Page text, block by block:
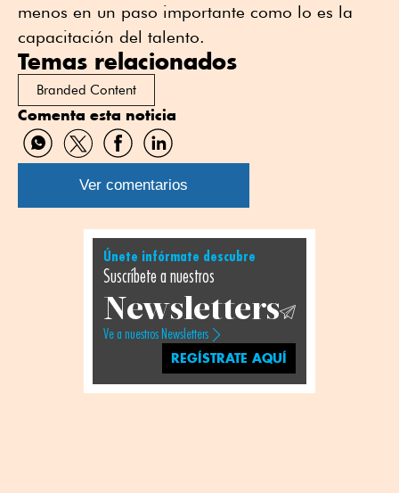
menos en un paso importante como lo es la
capacitación del talento.
Temas relacionados
Branded Content
Comenta esta noticia
Compartir
por
WhatsApp
Compartir
por
Twitter
Compartir
por
Facebook
Compartir
por
Linkedin
Ver comentarios
Únete infórmate descubre
Suscríbete a nuestros
Newsletters
Ve a nuestros Newsletters
REGÍSTRATE AQUÍ